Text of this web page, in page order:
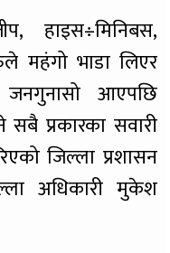
हाइस÷मिनिबस,
महंगो भाडा लिएर
जनगुनासो आएपछि
सबै प्रकारका सवारी
जिल्ला प्रशासन
अधिकारी मुकेश